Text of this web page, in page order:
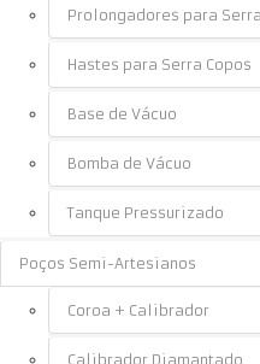
Prolongadores para
Hastes para Serra Copos
Base de Vácuo
Bomba de Vácuo
Tanque Pressurizado
Poços Semi-Artesianos
Coroa + Calibrador
Calibrador Diamantado